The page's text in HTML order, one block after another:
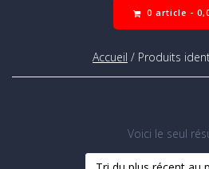
0 article -
Accueil / Produits
Voici le seul